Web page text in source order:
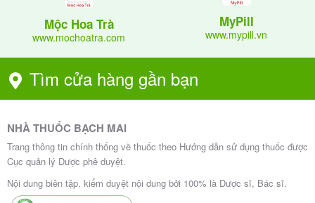
Mộc Hoa Trà
www.mochoatra.com
MyPill
www.mypill.vn
Tìm cửa hàng gần bạn
NHÀ THUỐC BẠCH MAI
Trang thông tin chính thống về thuốc theo Hướng dẫn sử dụng thuốc được
Cục quản lý Dược phê duyệt.
Nội dung biên tập, kiểm duyệt nội dung bởi 100% là Dược sĩ, Bác sĩ.